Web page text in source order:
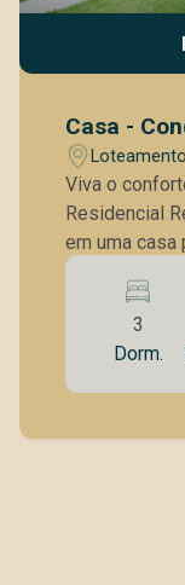
Casa -
Campos/SP
Viva o
Residencial Reserva
em uma casa
com
que fazem a
LINDA
surpreender em
região em
um terreno
reversível.
3
Dorm.